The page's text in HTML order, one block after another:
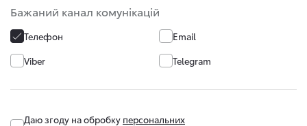
Бажаний канал комунікацій
Телефон
Email
Viber
Telegram
Даю згоду на обробку персональних